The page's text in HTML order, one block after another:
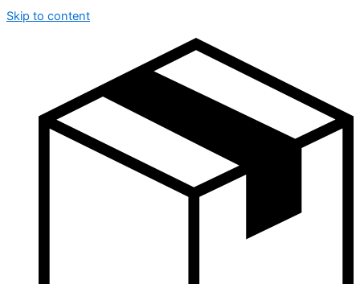
Skip to content